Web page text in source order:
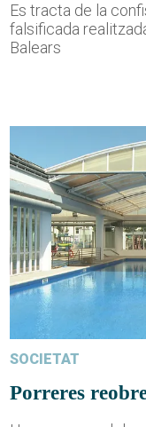
Es tracta de la
falsificada
Balears
SOCIETAT
Porreres